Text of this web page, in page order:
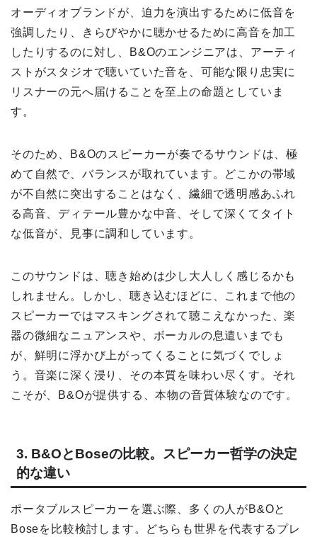
オーディオブランドが、迫力を演出するために低音を
強調したり、きらびやかに聴かせるために高音を加工
したりするのに対し、B&Oのエンジニアは、アーティ
ストがスタジオで聴いていた音を、可能な限り忠実に
リスナーの元へ届けることを至上の命題としていま
す。
そのため、B&Oのスピーカーが奏でるサウンドは、極
めて自然で、バランスが取れています。どこかの帯域
が不自然に突出することはなく、繊細で透明感あふれ
る高音、ディテール豊かな中音、そして深くてタイト
な低音が、見事に調和しています。
このサウンドは、聴き始めは少し大人しく感じるかも
しれません。しかし、聴き込むほどに、これまで他の
スピーカーではマスキングされて聴こえなかった、楽
器の微細なニュアンスや、ボーカルの息遣いまでも
が、鮮明に浮かび上がってくることに気づくでしょ
う。音楽に深く浸り、その本質を味わい尽くす。それ
こそが、B&Oが提供する、本物の音質体験なのです。
3. B&OとBoseの比較。スピーカー哲学の決定
的な違い
ポータブルスピーカーを選ぶ際、多くの人がB&Oと
Boseを比較検討します。どちらも世界を代表するプレ